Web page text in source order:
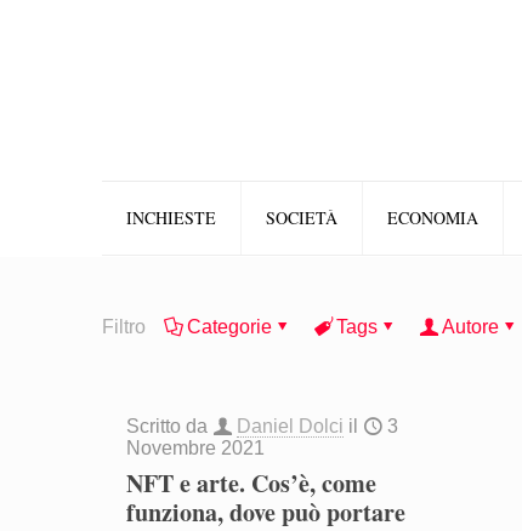
INCHIESTE SOCIETÀ ECONOMIA
Filtro Categorie Tags Autore
Scritto da Daniel Dolci il
3
Novembre 2021
NFT e arte. Cos’è, come
funziona, dove può portare